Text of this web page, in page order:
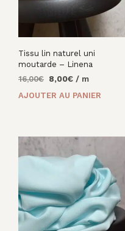
Tissu lin naturel uni
moutarde – Linena
16,00€ Le
8,00€Le/ m
AJOUTER AU PANIER